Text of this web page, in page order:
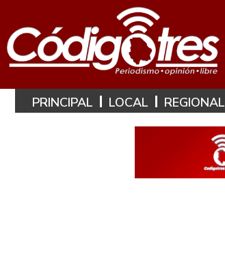
PRINCIPAL LOCAL REGIONAL